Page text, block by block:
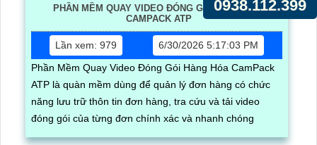
PHẦN MỀM QUAY VIDEO ĐÓNG GÓI HÀNG HÓA
CAMPACK ATP
Lần xem: 979
6/30/2026 5:17:03 PM
Phần Mềm Quay Video Đóng Gói Hàng Hóa CamPack
ATP là quàn mềm dùng để quản lý đơn hàng có chức
năng lưu trữ thôn tin đơn hàng, tra cứu và tải video
đóng gói của từng đơn chính xác và nhanh chóng
0938.112.399